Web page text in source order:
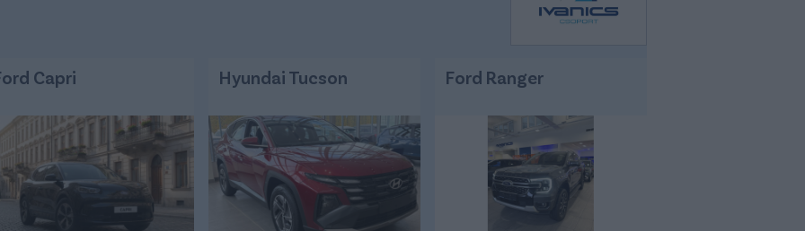
Capri Hyundai Tucson Ford Ranger